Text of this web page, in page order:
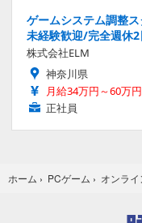
ゲームシステム調整
未経験歓迎/完全週休
株式会社ELM
神奈川県
月給34万円～60万円
正社員
ホーム › PCゲーム › オンライ